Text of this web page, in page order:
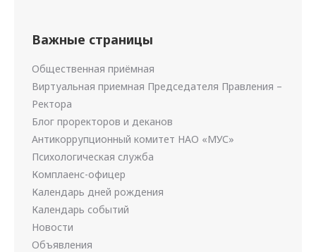
Важные страницы
Общественная приёмная
Виртуальная приемная Председателя Правления –
Ректора
Блог проректоров и деканов
Антикоррупционный комитет НАО «МУС»
Психологическая служба
Комплаенс-офицер
Календарь дней рождения
Календарь событий
Новости
Объявления